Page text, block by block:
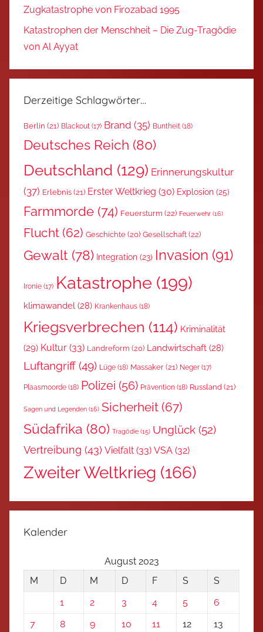
Zugkatastrophe von Firozabad 1995
Katastrophen der Menschheit – Die Zug-Tragödie
von Al Ayyat
Derzeitige Schlagwörter…
Berlin (21) Blackout (17) Brand (35) Buntheit (18)
Deutsches Reich (80)
Deutschland (129) Erinnerungskultur
(37) Erlebnis (21) Erster Weltkrieg (30) Explosion (25)
Farmmorde (74) Feuersturm (22) Feuerwehr (16)
Flucht (62) Geschichte (20) Gesellschaft(22)
Gewalt (78) Integration (23) Invasion (91)
Ironie (17) Katastrophe (199)
klimawandel (28) Krankenhaus (18)
Kriegsverbrechen (114) Kriminalität
(29) Kultur (33) Landreform (20) Landwirtschaft (28)
Luftangriff (49) Lüge (18) Massaker (21) Neger (17)
Plaasmoorde (18) Polizei (56) Prävention (18) Russland (21)
Sagen und Legenden (16) Sicherheit (67)
Südafrika (80) Tragödie (15) Unglück (52)
Vertreibung (43) Vielfalt (33) VSA (32)
Zweiter Weltkrieg (166)
Kalender
August 2023
M
D M D F S
S
1
2 3 4 5
6
7
8 9 10 11 12
13